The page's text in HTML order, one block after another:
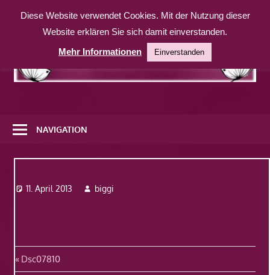
Inhalt
weitere
Website
NAVIGATION
11. April 2013 biggi
Beitragsnavigation
Vorheriger
Dsc07810
Diese Website verwendet Cookies. Mit der Nutzung dieser
Website erklären Sie sich damit einverstanden.
Mehr Informationen
Einverstanden